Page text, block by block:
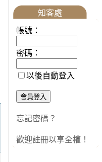
知客處
帳號：
密碼：
以後自動登入
忘記密碼？
歡迎註冊以享全權！